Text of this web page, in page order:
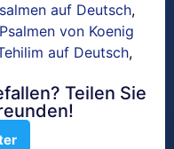
auf Deutsch,
Psalmen von Koenig
auf Deutsch,
Teilen Sie